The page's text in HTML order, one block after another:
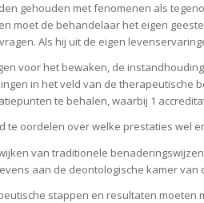
gehouden met fenomenen als
moet de behandelaar het eigen
Als hij uit de eigen
voor het bewaken, de
in het veld van de
te behalen, waarbij 1
te oordelen over welke prestaties wel
van traditionele
aan de deontologische kamer van
stappen en resultaten